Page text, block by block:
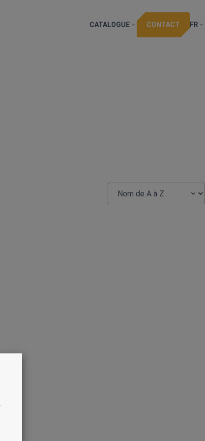
CATALOGUE CONTACT FR